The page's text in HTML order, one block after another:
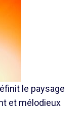
le paysage
et mélodieux